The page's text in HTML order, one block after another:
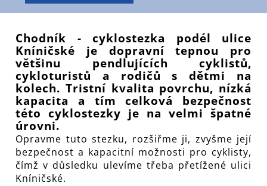
Chodník - cyklostezka podél ulice
Kníničské je dopravní tepnou pro
většinu pendlujících cyklistů,
cykloturistů a rodičů s dětmi na
kolech. Tristní kvalita povrchu, nízká
kapacita a tím celková bezpečnost
této cyklostezky je na velmi špatné
úrovni.
Opravme tuto stezku, rozšiřme ji, zvyšme její
bezpečnost a kapacitní možnosti pro cyklisty,
čímž v důsledku ulevíme třeba přetížené ulici
Kníničské.